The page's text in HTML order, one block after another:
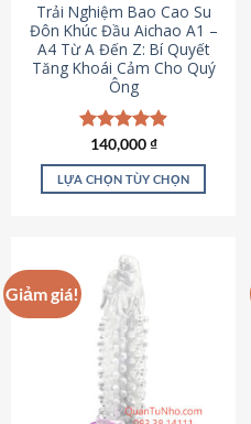
Trải Nghiệm Bao Cao Su
Đôn Khúc Đầu Aichao A1 –
A4 Từ A Đến Z: Bí Quyết
Tăng Khoái Cảm Cho Quý
Ông
Được xếp
hạng4.88
5 sao
140,000₫
LỰA CHỌN TÙY CHỌN
có
nhiều
biến
thể.
Các
tùy
chọn
Giảm giá!